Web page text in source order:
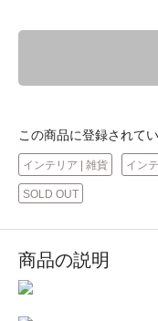
この商品に登録されて
インテリア | 雑貨 イン
SOLD OUT
商品の説明